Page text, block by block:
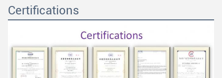
SOUMETTRE
Certifications